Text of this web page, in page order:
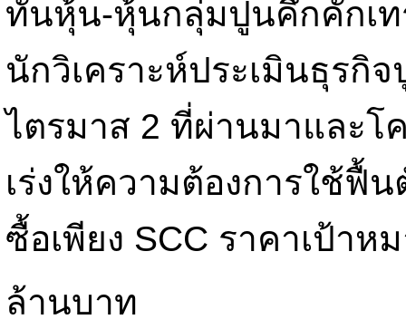
ทันหุ้น-หุ้นกลุ่มปูนคึกคักเ
นักวิเคราะห์ประเมินธุรกิ
ไตรมาส 2 ที่ผ่านมาและโ
เร่งให้ความต้องการใช้ฟื้
ซื้อเพียง SCC ราคาเป้
ล้านบาท